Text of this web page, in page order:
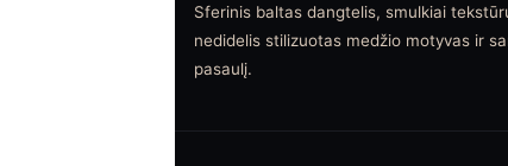
Sferinis baltas dangtelis, smulkiai
nedidelis stilizuotas medžio motyvas ir
pasaulį.